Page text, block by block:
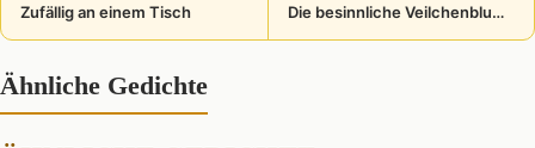
Zufällig an einem Tisch Die besinnliche Veilchenblume
Ähnliche Gedichte